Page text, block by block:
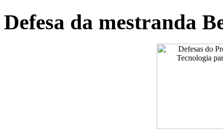
Defesa da mestranda